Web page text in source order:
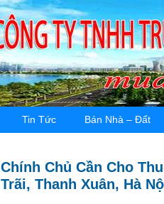
Tin Tức Bán Nhà – Đất
Chính Chủ Cần Cho
Trãi, Thanh Xuân, Hà